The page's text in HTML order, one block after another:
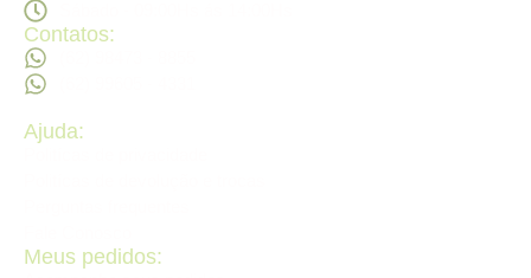
Contatos:
Ajuda:
Meus pedidos: